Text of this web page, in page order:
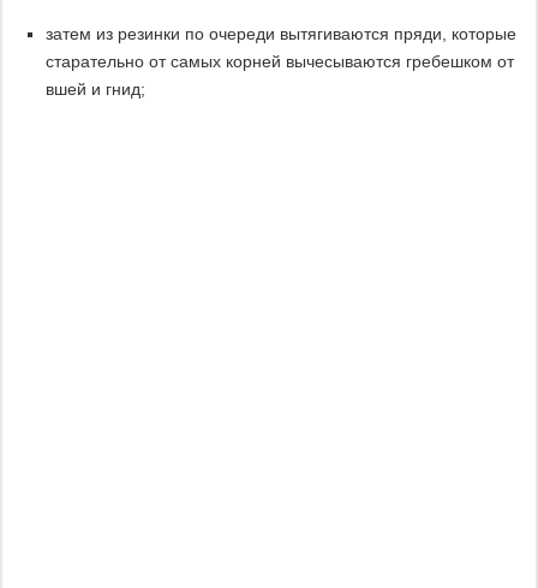
затем из резинки по очереди вытягиваются пряди, которые
старательно от самых корней вычесываются гребешком от
вшей и гнид;